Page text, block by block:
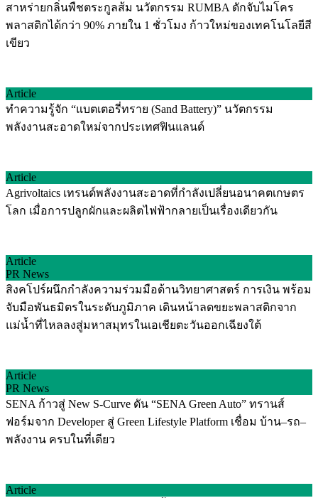
สาหร่ายกลิ่นพืชตระกูลส้ม นวัตกรรม RUMBA ดักจับไมโคร
พลาสติกได้กว่า 90% ภายใน 1 ชั่วโมง ก้าวใหม่ของเทคโนโลยีสี
เขียว
Article
ทำความรู้จัก “แบตเตอรี่ทราย (Sand Battery)” นวัตกรรม
พลังงานสะอาดใหม่จากประเทศฟินแลนด์
Article
Agrivoltaics เทรนด์พลังงานสะอาดที่กำลังเปลี่ยนอนาคตเกษตร
โลก เมื่อการปลูกผักและผลิตไฟฟ้ากลายเป็นเรื่องเดียวกัน
Article
PR News
สิงคโปร์ผนึกกำลังความร่วมมือด้านวิทยาศาสตร์ การเงิน พร้อม
จับมือพันธมิตรในระดับภูมิภาค เดินหน้าลดขยะพลาสติกจาก
แม่น้ำที่ไหลลงสู่มหาสมุทรในเอเชียตะวันออกเฉียงใต้
Article
PR News
SENA ก้าวสู่ New S-Curve ดัน “SENA Green Auto” ทรานส์
ฟอร์มจาก Developer สู่ Green Lifestyle Platform เชื่อม บ้าน–รถ–
พลังงาน ครบในที่เดียว
Article